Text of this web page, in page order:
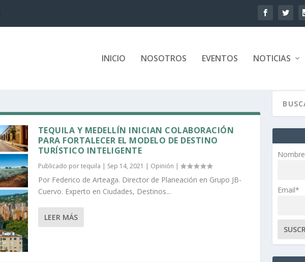
INICIO NOSOTROS EVENTOS NOTICIAS
TEQUILA Y MEDELLÍN INICIAN COLABORACIÓN
PARA FORTALECER EL MODELO DE DESTINO
TURÍSTICO INTELIGENTE
Publicado portequila | Sep 14, 2021 | Opinión |
Por Federico de Arteaga. Director de Planeación en Grupo JB-
Cuervo. Experto en Ciudades, Destinos...
LEER MÁS
Nombre
Email*